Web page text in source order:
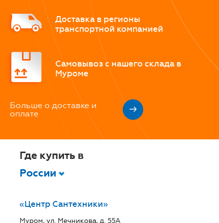
Доставка в регионы
транспортной компанией
Самовывоз с нашего склада в
Муроме
Больше о доставке и
оплате
Где купить в
России
«Центр Сантехники»
Муром, ул. Мечникова, д. 55А